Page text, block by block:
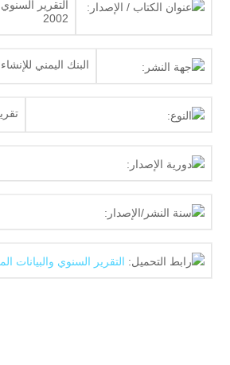
عنوان الكتاب / الإصدار:
التقرير السنوي
2002
جهة النشر: البنك اليمني
النوع:
دورية الإصدار:
سنة النشر/الإصدار:
رابط التحميل: التقرير السنوي والبيانات المالية